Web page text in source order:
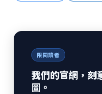
限閱讀者
我們的官網，刻
圖。